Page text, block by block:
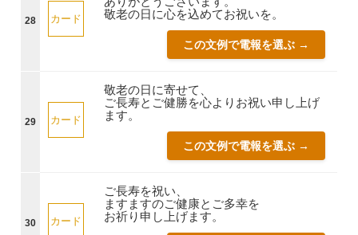
28 カード
敬老の日に心を込めてお祝いを。
この文例で電報を選ぶ →
29 カード
敬老の日に寄せて、
ご長寿とご健勝を心よりお祝い申し上げ
ます。
この文例で電報を選ぶ →
30 カード
ご長寿を祝い、
ますますのご健康とご多幸を
お祈り申し上げます。